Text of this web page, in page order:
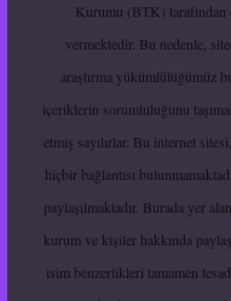
Kurumu (BTK) tarafından
vermektedir. Bu nedenle,
araştırma yükümlülüğümüz
içeriklerin sorumluluğunu
etmiş sayılırlar. Bu internet
hiçbir bağlantısı
paylaşılmaktadır. Burada yer
kurum ve kişiler hakkında
isim benzerlikleri tamamen